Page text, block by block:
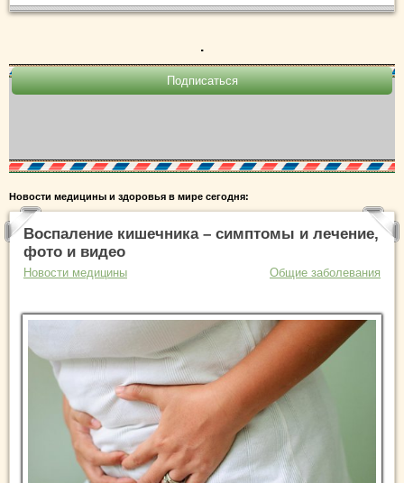
.
Новости медицины и здоровья в мире сегодня:
Воспаление кишечника – симптомы и лечение,
фото и видео
Новости медицины Общие заболевания